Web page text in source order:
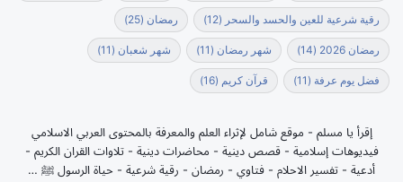
رقية شرعية للعين والحسد والسحر (12) رمضان (25)
رمضان 2026 (14) شهر رمضان (11) شهر شعبان (11)
فضل يوم عرفة (11) قرآن كريم (16)
إقرأ يا مسلم - موقع شامل لإثراء العلم والمعرفة بالمحتوى العربي الاسلامي
فيديوهات إسلامية - قصص دينية - محاضرات دينية - تلاوات القران الكريم -
أدعية - تفسير الاحلام - فتاوي - رمضان - رقية شرعية - حياة الرسول ﷺ …